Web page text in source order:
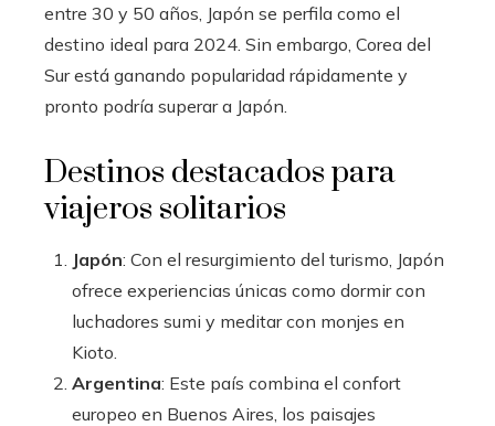
entre 30 y 50 años, Japón se perfila como el
destino ideal para 2024. Sin embargo, Corea del
Sur está ganando popularidad rápidamente y
pronto podría superar a Japón.
Destinos destacados para
viajeros solitarios
Japón: Con el resurgimiento del turismo, Japón
ofrece experiencias únicas como dormir con
luchadores sumi y meditar con monjes en
Kioto.
Argentina: Este país combina el confort
europeo en Buenos Aires, los paisajes